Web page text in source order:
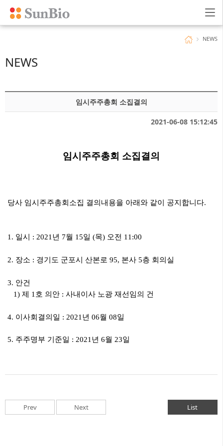
NEWS
NEWS
임시주주총회 소집결의
2021-06-08 15:12:45
​임시주주총회 소집결의
당사 임시주주총회소집 결의내용을 아래와 같이 공지합니다.
1. 일시 : 2021년 7월 15일 (목) 오전 11:00
2. 장소 : 경기도 군포시 산본로 95, 본사 5층 회의실
3. 안건
1) 제 1호 의안 : 사내이사 노광 재선임의 건
4. 이사회결의일 : 2021년 06월 08일
5. 주주명부 기준일 : 2021년 6월 23일
Prev Next List